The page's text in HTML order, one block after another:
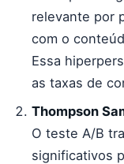
relevante por
com o
Essa
as taxas de
Thompson
O teste A/B
significativos